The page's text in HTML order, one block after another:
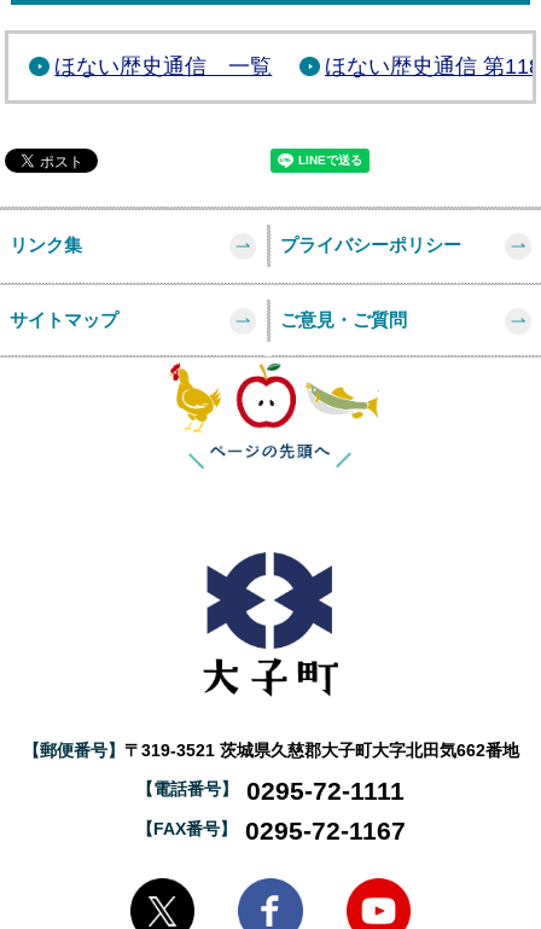
ほない歴史通信 一覧 ほない歴史通信 第
リンク集 プライバシーポリシー
サイトマップ ご意見・ご質問
【郵便番号】 〒319-3521 茨城県久慈郡大子町大字北田気662番地
【電話番号】 0295-72-1111
【FAX番号】 0295-72-1167
大子町Twitter 大子町Facebook